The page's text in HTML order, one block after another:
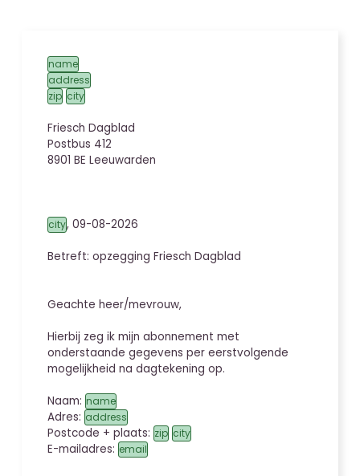
name
address
zip city
Friesch Dagblad
Postbus 412
8901 BE Leeuwarden
city,09-08-2026
Betreft: opzeggingFriesch Dagblad
Geachte heer/mevrouw,
Hierbij zeg ik mijn abonnement met
onderstaande gegevens per eerstvolgende
mogelijkheid na dagtekening op.
Naam: name
Adres: address
Postcode + plaats: zip city
E-mailadres: email